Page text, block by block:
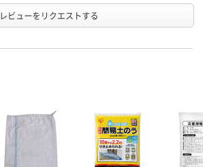
レビューをリクエストする